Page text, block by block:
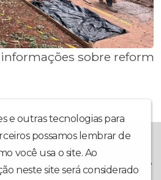
sobre
e outras tecnologias para
possamos lembrar de
você usa o site. Ao
neste site será considerado
em outubro de 2020, e inaugurada
com o intuito de trazer ao internauta
com o Jornal A Hora da Notícia e o
Esportiva. O site da rádio tem